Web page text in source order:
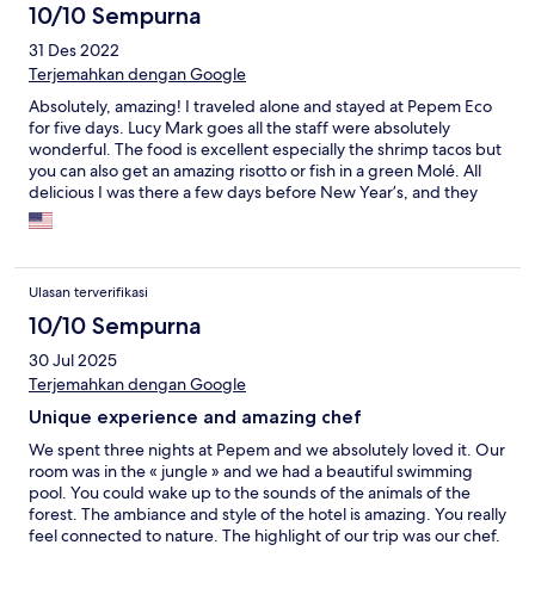
10/10 Sempurna
31 Des 2022
Terjemahkan dengan Google
Absolutely, amazing! I traveled alone and stayed at Pepem Eco
for five days. Lucy Mark goes all the staff were absolutely
wonderful. The food is excellent especially the shrimp tacos but
you can also get an amazing risotto or fish in a green Molé. All
delicious I was there a few days before New Year’s, and they
offered a Tamiscal with a local shaman. It was exactly what I
needed to leave this year behind and head into the future with
together afterwards. They offer free bicycles so you can bike to
the mini cenote’s all in very very close proximity, the cenote pool
they have is absolutely beautiful. There is a yoga Palapa,
massages available, you could stay for weeks and never be
bored. Oh how I wish I could!
Ulasan terverifikasi
10/10 Sempurna
30 Jul 2025
Terjemahkan dengan Google
Unique experience and amazing chef
We spent three nights at Pepem and we absolutely loved it. Our
room was in the « jungle » and we had a beautiful swimming
pool. You could wake up to the sounds of the animals of the
forest. The ambiance and style of the hotel is amazing. You really
feel connected to nature. The highlight of our trip was our chef.